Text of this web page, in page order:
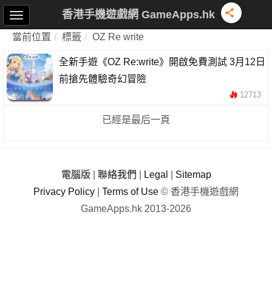
香港手機遊戲網 GameApps.hk
當前位置 標籤 OZ Re write
全新手遊《OZ Re:write》開啟免費測試 3月12日
前搶先體驗奇幻冒險
12713
已經是最后一頁
電腦版 聯絡我們 Legal
Sitemap
Privacy Policy
Terms of Use © 香港手機遊戲網
GameApps.hk 2013-2026